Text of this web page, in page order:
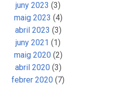
juny 2023 (3)
maig 2023 (4)
abril 2023 (3)
juny 2021 (1)
maig 2020(2)
abril 2020(3)
febrer 2020 (7)